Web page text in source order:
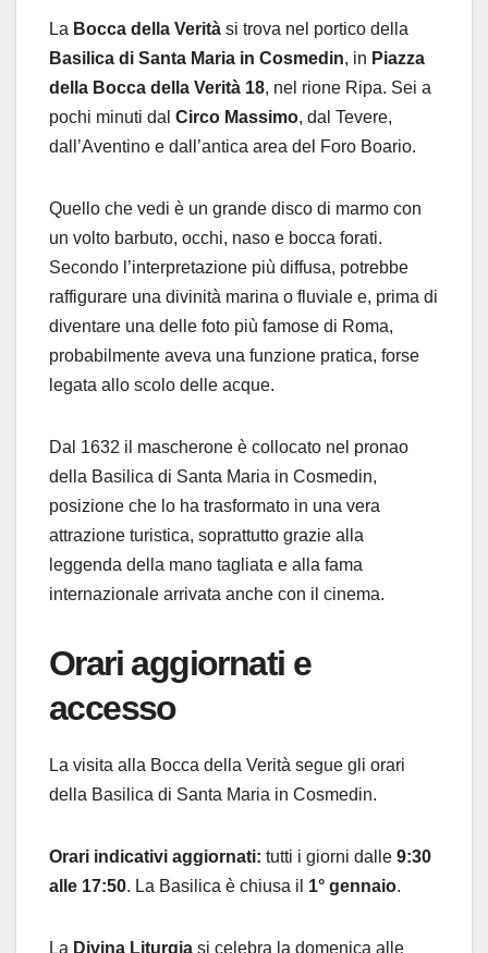
La Bocca della Verità si trova nel portico della
Basilica di Santa Maria in Cosmedin, in Piazza
della Bocca della Verità 18, nel rione Ripa. Sei a
pochi minuti dal Circo Massimo, dal Tevere,
dall’Aventino e dall’antica area del Foro Boario.
Quello che vedi è un grande disco di marmo con
un volto barbuto, occhi, naso e bocca forati.
Secondo l’interpretazione più diffusa, potrebbe
raffigurare una divinità marina o fluviale e, prima di
diventare una delle foto più famose di Roma,
probabilmente aveva una funzione pratica, forse
legata allo scolo delle acque.
Dal 1632 il mascherone è collocato nel pronao
della Basilica di Santa Maria in Cosmedin,
posizione che lo ha trasformato in una vera
attrazione turistica, soprattutto grazie alla
leggenda della mano tagliata e alla fama
internazionale arrivata anche con il cinema.
Orari aggiornati e
accesso
La visita alla Bocca della Verità segue gli orari
della Basilica di Santa Maria in Cosmedin.
Orari indicativi aggiornati: tutti i giorni dalle 9:30
alle 17:50. La Basilica è chiusa il 1° gennaio.
La Divina Liturgia si celebra la domenica alle